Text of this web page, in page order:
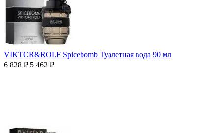
VIKTOR&ROLF Spicebomb Туалетная вода 90 мл
6 828 ₽ 5 462 ₽